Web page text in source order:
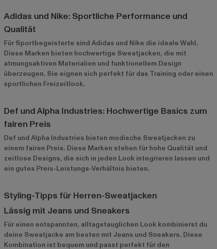
Adidas und Nike: Sportliche Performance und
Qualität
Für Sportbegeisterte sind Adidas und Nike die ideale Wahl.
Diese Marken bieten hochwertige Sweatjacken, die mit
atmungsaktiven Materialien und funktionellem Design
überzeugen. Sie eignen sich perfekt für das Training oder einen
sportlichen Freizeitlook.
Def und Alpha Industries: Hochwertige Basics zum
fairen Preis
Def und Alpha Industries bieten modische Sweatjacken zu
einem fairen Preis. Diese Marken stehen für hohe Qualität und
zeitlose Designs, die sich in jeden Look integrieren lassen und
ein gutes Preis-Leistungs-Verhältnis bieten.
Styling-Tipps für Herren-Sweatjacken
Lässig mit Jeans und Sneakers
Für einen entspannten, alltagstauglichen Look kombinierst du
deine Sweatjacke am besten mit Jeans und Sneakers. Diese
Kombination ist bequem und passt perfekt für den